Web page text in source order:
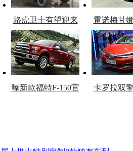
路虎卫士有望迎来
复产
雷诺梅甘
官
曝新款福特F-150官
卡罗拉双